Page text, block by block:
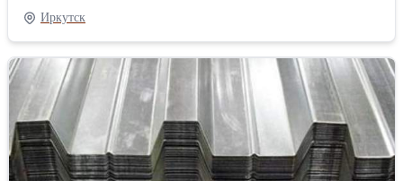
изготовления киосков, павильонов, бытовок, гаражей,
ограждений, несъемной опалубки для железобетонных
перекрытий, в производстве сэндвич-панелей.
Профилированный лист С-44 может быть оцинкованным или на
его поверхность могут быть нанесены различные покрытия:
обычный и модифицированный полиэстер, пластизол,
полиуретан, алюмоцинк, PVDF. Профлист С44 можно
применять для особых задач, при эксплуатации объектов в
агрессивной среде (морская вода, химические и техногенные
производства), в животноводстве и сельском хозяйстве,
Иркутск